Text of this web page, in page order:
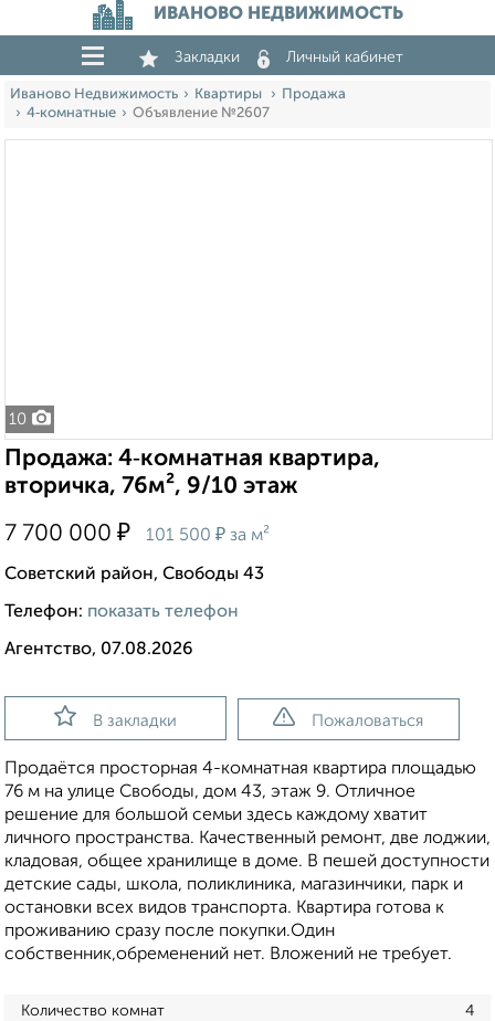
ИВАНОВО НЕДВИЖИМОСТЬ
Закладки Личный кабинет
Иваново Недвижимость Квартиры
Продажа
4‑комнатные
Объявление №2607
10
Продажа: 4‑комнатная квартира,
вторичка, 76м², 9/10 этаж
7 700 000 ₽ 101 500 ₽ за м²
Советский район, Свободы 43
Телефон: показать телефон
Агентство, 07.08.2026
В закладки Пожаловаться
Продаётся просторная 4-комнатная квартира площадью
76 м на улице Свободы, дом 43, этаж 9. Отличное
решение для большой семьи здесь каждому хватит
личного пространства. Качественный ремонт, две лоджии,
кладовая, общее хранилище в доме. В пешей доступности
детские сады, школа, поликлиника, магазинчики, парк и
остановки всех видов транспорта. Квартира готова к
проживанию сразу после покупки.Один
собственник,обременений нет. Вложений не требует.
Количество комнат 4